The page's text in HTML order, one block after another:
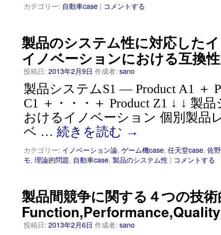
カテゴリー: 自動車case | コメントする
製品のシステム性に対応した
イノベーションにおける互換
投稿日: 2013年2月9日 作成者: sano
製品システムS1 — Product A1 ＋
C1 ＋・・・＋ Product Z1 ↓ ↓ 製
おけるイノベーション 個別製品
ベ … 続きを読む →
カテゴリー: イノベーション論, ゲーム機case, 任天堂case, 佐
モ, 理論的問題, 自動車case, 製品のシステム性 | コメントする
製品間競争に関する４つの技
投稿日: 2013年2月6日 作成者: sano